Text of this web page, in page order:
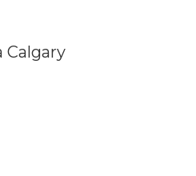
Calgary